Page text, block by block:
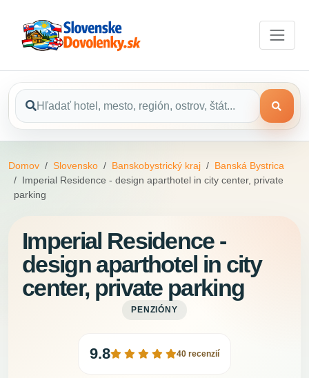
Domov Slovensko Banskobystrický kraj
Banská Bystrica
Imperial Residence - design aparthotel in city center, private
parking
Imperial Residence -
design aparthotel in city
center, private parking
PENZIÓNY
9.8 40 recenzií